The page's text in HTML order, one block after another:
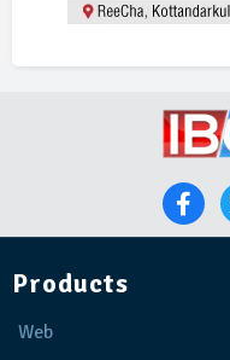
Products
Web